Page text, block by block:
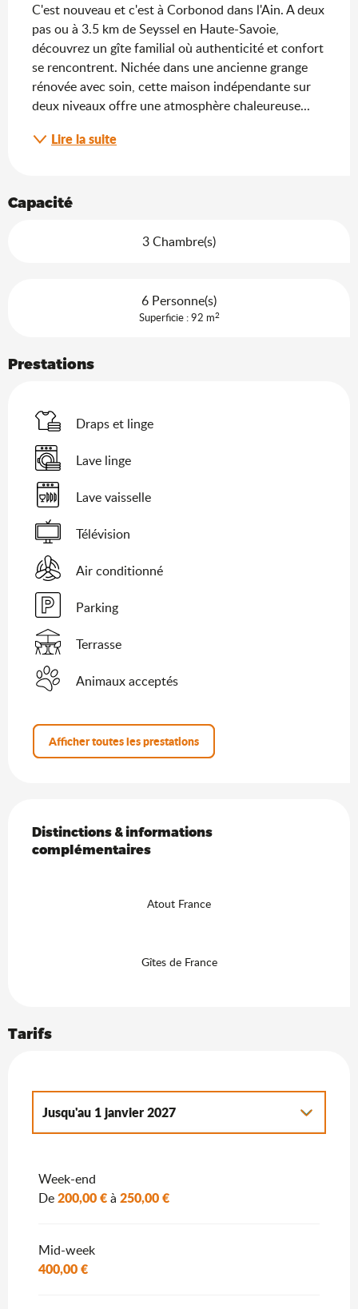
C'est nouveau et c'est à Corbonod dans l'Ain. A deux
pas ou à 3.5 km de Seyssel en Haute-Savoie,
découvrez un gîte familial où authenticité et confort
se rencontrent. Nichée dans une ancienne grange
rénovée avec soin, cette maison indépendante sur
deux niveaux offre une atmosphère chaleureuse...
Lire la suite
Capacité
3 Chambre(s)
6 Personne(s)
Superficie : 92 m2
Prestations
Draps et linge
Lave linge
Lave vaisselle
Télévision
Air conditionné
Parking
Terrasse
Animaux acceptés
Afficher toutes les prestations
Distinctions & informations complémentaires
Distinctions & informations
complémentaires
Atout France
Gîtes de France
Tarifs
Jusqu'au 1 janvier 2027
Week-end
De200,00 €à 250,00 €
Mid-week
400,00 €